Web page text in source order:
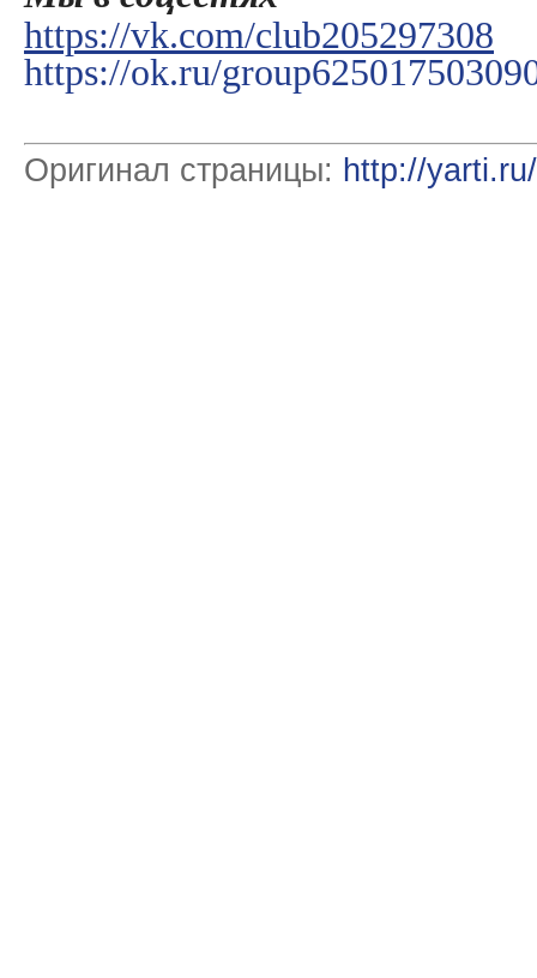
https://vk.com/club205297308
https://ok.ru/
Оригинал страницы: http://